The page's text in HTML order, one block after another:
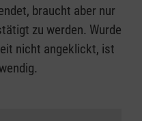
braucht aber nur
zu werden. Wurde
nicht angeklickt, ist